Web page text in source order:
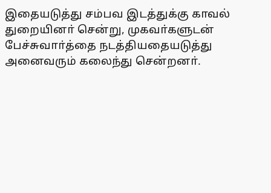
இதையடுத்து சம்பவ இடத்துக்கு காவல்
துறையினா் சென்று, முகவா்களுடன்
பேச்சுவாா்த்தை நடத்தியதையடுத்து
அனைவரும் கலைந்து சென்றனா்.